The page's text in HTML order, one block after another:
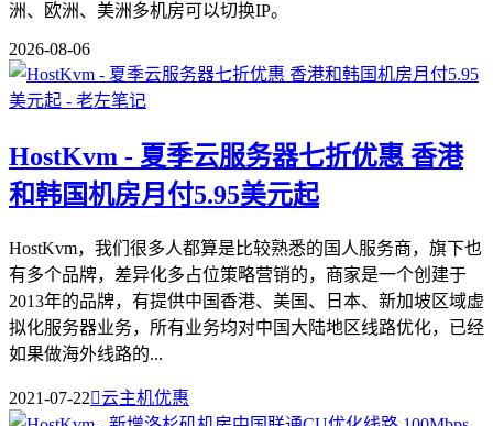
洲、欧洲、美洲多机房可以切换IP。
2026-08-06
HostKvm - 夏季云服务器七折优惠 香港
和韩国机房月付5.95美元起
HostKvm，我们很多人都算是比较熟悉的国人服务商，旗下也
有多个品牌，差异化多占位策略营销的，商家是一个创建于
2013年的品牌，有提供中国香港、美国、日本、新加坡区域虚
拟化服务器业务，所有业务均对中国大陆地区线路优化，已经
如果做海外线路的...
2021-07-22云主机优惠